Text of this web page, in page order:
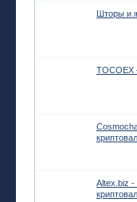
Шторы и
TOCOEX
Altex.biz